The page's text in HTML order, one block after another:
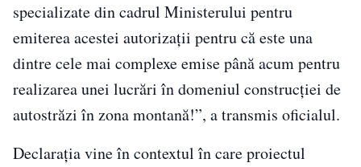
specializate din cadrul Ministerului pentru
emiterea acestei autorizații pentru că este una
dintre cele mai complexe emise până acum pentru
realizarea unei lucrări în domeniul construcției de
autostrăzi în zona montană!”, a transmis oficialul.
Declarația vine în contextul în care proiectul